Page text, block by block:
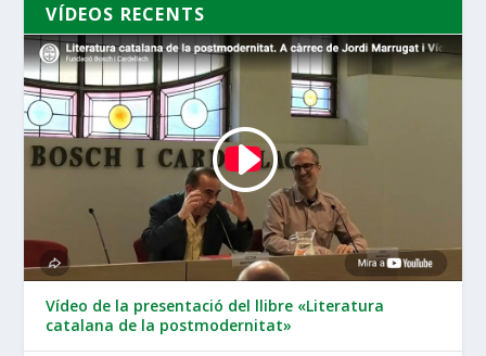
VÍDEOS RECENTS
Vídeo de la presentació del llibre «Literatura
catalana de la postmodernitat»